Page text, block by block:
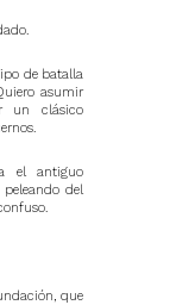
de batalla
asumir
un clásico
el antiguo
peleando del
que